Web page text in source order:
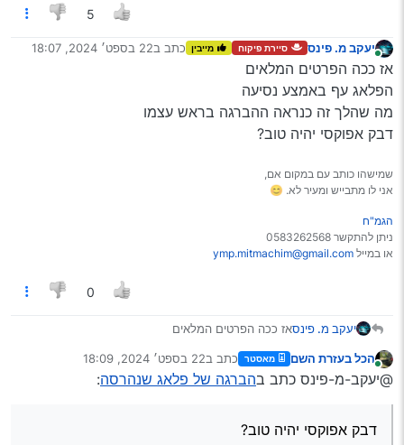
5
יעקב מ. פינס סיירת פיקוח מייבין כתב ב22 בספט׳ 2024, 18:07
נערך לאחרונה על ידי
אז ככה הפרטים המלאים
הפלאג עף באמצע נסיעה
מה שהלך זה כנראה ההברגה בראש עצמו
דבק אפוקסי יהיה טוב?
שמישהו כותב עם במקום אם,
אני לו מתבייש ומעיר לא. 😊
הגמ"ח
ניתן להתקשר 0583262568
או במייל ymp.mitmachim@gmail.com
0
יעקב מ. פינסאז ככה הפרטים המלאים
מה שהלך זה כנראה ההברגה בראש עצמו
דבק אפוקסי יהיה טוב?
הכל בעזרת השם מאסטר כתב ב22 בספט׳ 2024, 18:09
נערך לאחרונה על ידי
@יעקב-מ-פינס כתב בהברגה של פלאג שנהרסה:
דבק אפוקסי יהיה טוב?